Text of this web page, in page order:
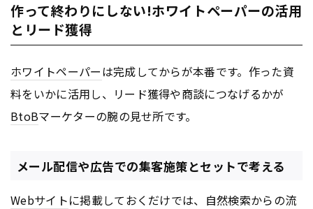
作って終わりにしない!ホワイトペーパーの活用
とリード獲得
ホワイトペーパーは完成してからが本番です。作った資
料をいかに活用し、リード獲得や商談につなげるかが
BtoBマーケターの腕の見せ所です。
メール配信や広告での集客施策とセットで考える
Webサイトに掲載しておくだけでは、自然検索からの流